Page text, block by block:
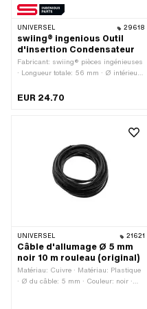
UNIVERSEL 29618
swiing® ingenious Outil
d'insertion Condensateur
Fabricant: swiing® pièces ingénieuses
· Longueur totale: 56 mm · Ø intérieur:
Champ d'application: Outils spéciaux
EUR 24.70
UNIVERSEL 21621
Câble d'allumage Ø 5 mm
noir 10 m rouleau (original)
Matériau: Cuivre · Matériau: Plastique
· Ø du câble: 5 mm · Couleur: noir ·